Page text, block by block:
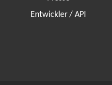
Entwickler / API